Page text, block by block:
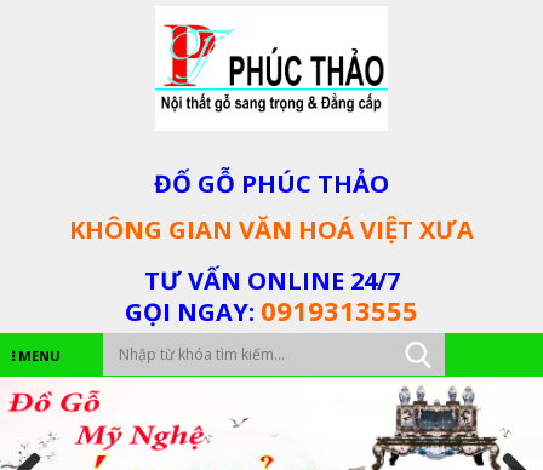
ĐỐ GỖ PHÚC THẢO
KHÔNG GIAN VĂN HOÁ VIỆT XƯA
TƯ VẤN ONLINE 24/7
GỌI NGAY: 0919313555
MENU